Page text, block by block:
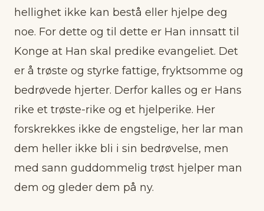
hellighet ikke kan bestå eller hjelpe deg
noe. For dette og til dette er Han innsatt til
Konge at Han skal predike evangeliet. Det
er å trøste og styrke fattige, fryktsomme og
bedrøvede hjerter. Derfor kalles og er Hans
rike et trøste-rike og et hjelperike. Her
forskrekkes ikke de engstelige, her lar man
dem heller ikke bli i sin bedrøvelse, men
med sann guddommelig trøst hjelper man
dem og gleder dem på ny.